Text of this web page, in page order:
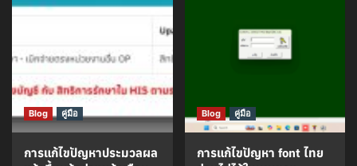
Blog คู่มือ
การแก้ไขปัญหาประมวลผล
Blog คู่มือ
การแก้ไขปัญหา font ไทย